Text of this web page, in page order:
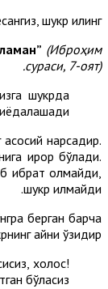
шукр қилинг!
(Иброҳим
сураси, 7-оят)
.
шукрда
асосий нарсадир.
иқрор бўлади.
ибрат олмайди,
шукр қилмайди.
берган барча
айни ўзидир!
холос!
бўласиз.